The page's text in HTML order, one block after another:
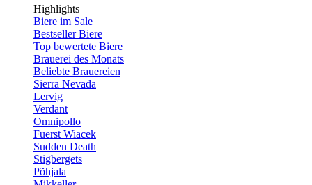
Highlights
Biere im Sale
Bestseller Biere
Top bewertete Biere
Brauerei des Monats
Beliebte Brauereien
Sierra Nevada
Lervig
Verdant
Omnipollo
Fuerst Wiacek
Sudden Death
Stigbergets
Põhjala